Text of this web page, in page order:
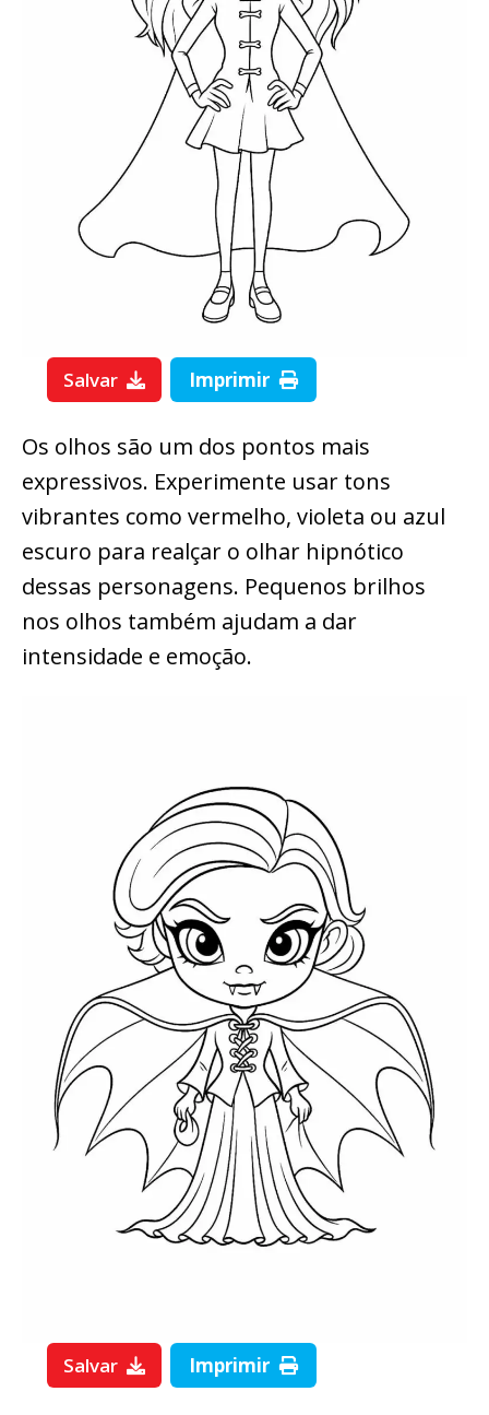
Salvar Imprimir
Os olhos são um dos pontos mais
expressivos. Experimente usar tons
vibrantes como vermelho, violeta ou azul
escuro para realçar o olhar hipnótico
dessas personagens. Pequenos brilhos
nos olhos também ajudam a dar
intensidade e emoção.
Salvar Imprimir